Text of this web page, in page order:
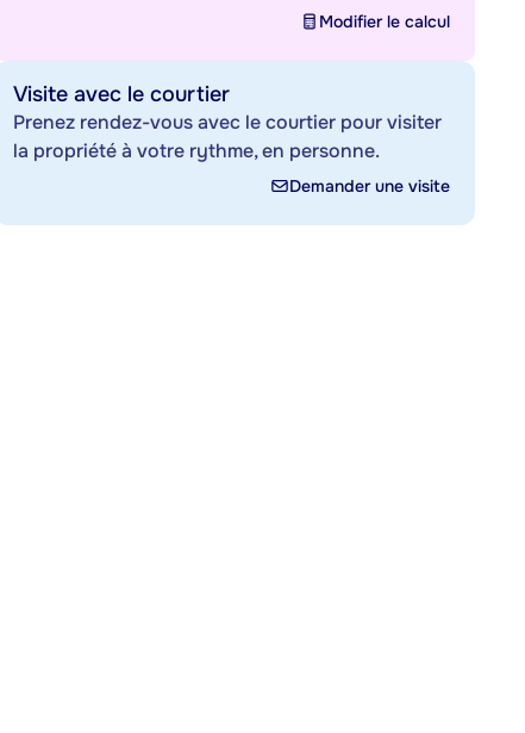
Modifier le calcul
Visite avec le courtier
Prenez rendez-vous avec le courtier pour visiter
la propriété à votre rythme, en personne.
Demander une visite